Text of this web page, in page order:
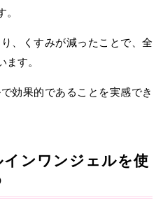
。
、くすみが減ったことで、全
す。
効果的であることを実感でき
ンワンジェルを使